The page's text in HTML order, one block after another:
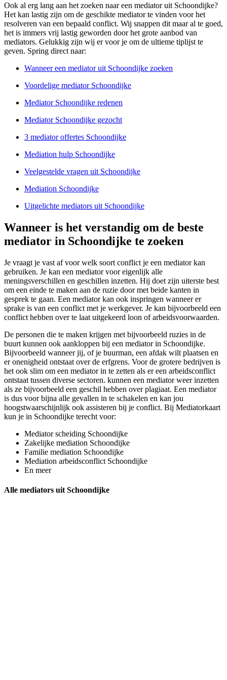
Ook al erg lang aan het zoeken naar een mediator uit Schoondijke?
Het kan lastig zijn om de geschikte mediator te vinden voor het
resolveren van een bepaald conflict. Wij snappen dit maar al te goed,
het is immers vrij lastig geworden door het grote aanbod van
mediators. Gelukkig zijn wij er voor je om de ultieme tiplijst te
geven. Spring direct naar:
Wanneer een mediator uit Schoondijke zoeken
Voordelige mediator Schoondijke
Mediator Schoondijke redenen
Mediator Schoondijke gezocht
3 mediator offertes Schoondijke
Mediation hulp Schoondijke
Veelgestelde vragen uit Schoondijke
Mediation Schoondijke
Uitgelichte mediators uit Schoondijke
Wanneer is het verstandig om de beste
mediator in Schoondijke te zoeken
Je vraagt je vast af voor welk soort conflict je een mediator kan
gebruiken. Je kan een mediator voor eigenlijk alle
meningsverschillen en geschillen inzetten. Hij doet zijn uiterste best
om een einde te maken aan de ruzie door met beide kanten in
gesprek te gaan. Een mediator kan ook inspringen wanneer er
sprake is van een conflict met je werkgever. Je kan bijvoorbeeld een
conflict hebben over te laat uitgekeerd loon of arbeidsvoorwaarden.
De personen die te maken krijgen met bijvoorbeeld ruzies in de
buurt kunnen ook aankloppen bij een mediator in Schoondijke.
Bijvoorbeeld wanneer jij, of je buurman, een afdak wilt plaatsen en
er onenigheid ontstaat over de erfgrens. Voor de grotere bedrijven is
het ook slim om een mediator in te zetten als er een arbeidsconflict
ontstaat tussen diverse sectoren. kunnen een mediator weer inzetten
als ze bijvoorbeeld een geschil hebben over plagiaat. Een mediator
is dus voor bijna alle gevallen in te schakelen en kan jou
hoogstwaarschijnlijk ook assisteren bij je conflict. Bij Mediatorkaart
kun je in Schoondijke terecht voor:
Mediator scheiding Schoondijke
Zakelijke mediation Schoondijke
Familie mediation Schoondijke
Mediation arbeidsconflict Schoondijke
En meer
Alle mediators uit Schoondijke